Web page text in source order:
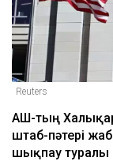
Reuters
АҚШ-тың
штаб-пәтері
шықпау туралы